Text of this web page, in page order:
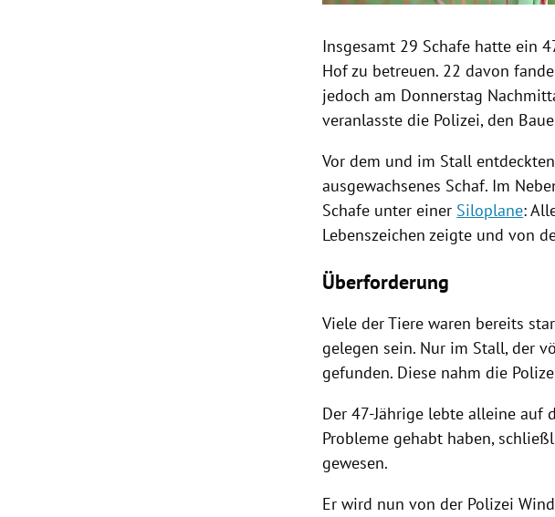
Insgesamt 29 Schafe hatte ein
Hof zu betreuen. 22 davon
jedoch am Donnerstag
veranlasste die Polizei, den
Vor dem und im Stall
ausgewachsenes Schaf. Im
Schafe unter einer Siloplane:
Lebenszeichen zeigte und von
Überforderung
Viele der Tiere waren bereits
gelegen sein. Nur im Stall, der
gefunden. Diese nahm die
Der 47-Jährige lebte alleine auf
Probleme gehabt haben,
gewesen.
Er wird nun von der Polizei